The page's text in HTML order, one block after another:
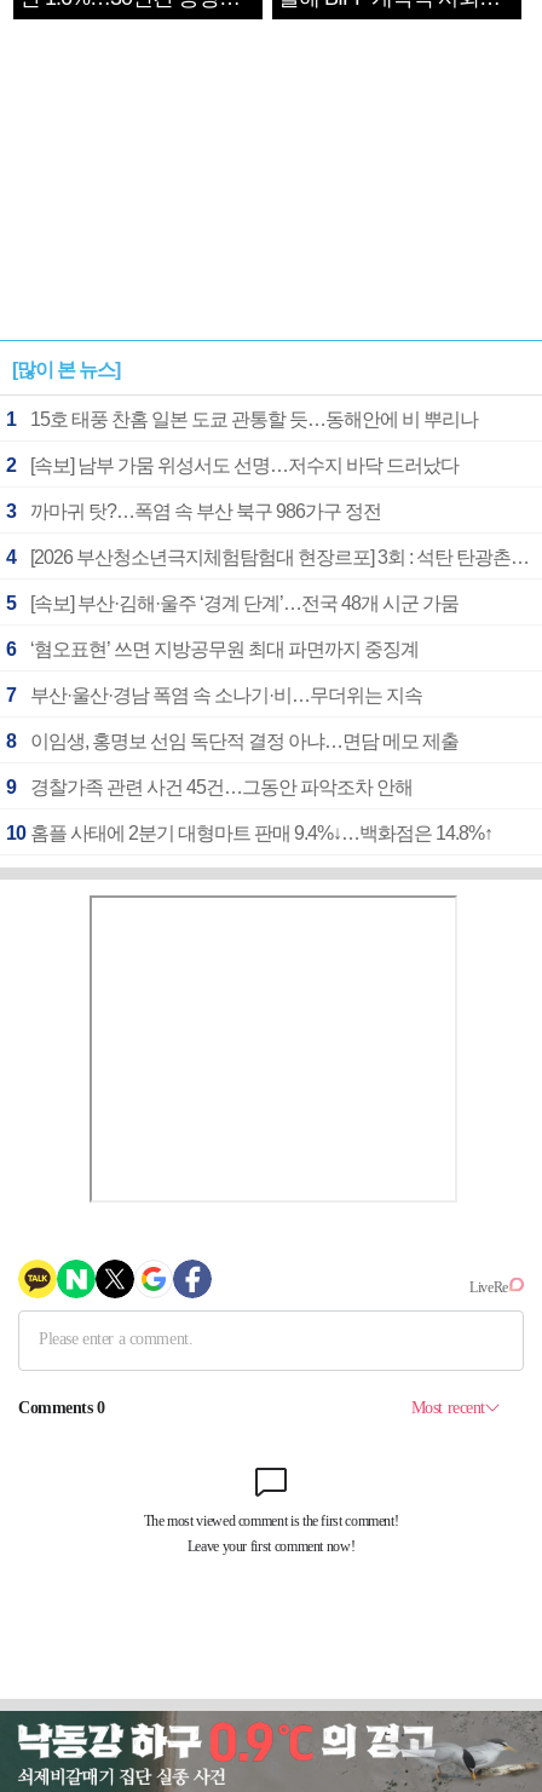
1182개팀 전수조사
확정
[많이 본 뉴스]
1 15호 태풍 찬홈 일본 도쿄 관통할 듯…동해안에 비 뿌리나
2 [속보] 남부 가뭄 위성서도 선명…저수지 바닥 드러났다
3 까마귀 탓?…폭염 속 부산 북구 986가구 정전
4 [2026 부산청소년극지체험탐험대 현장르포] 3회 : 석탄 탄광촌에서 북극 연구의 중심지로
5 [속보] 부산·김해·울주 ‘경계 단계’…전국 48개 시군 가뭄
6 ‘혐오표현’ 쓰면 지방공무원 최대 파면까지 중징계
7 부산·울산·경남 폭염 속 소나기·비…무더위는 지속
8 이임생, 홍명보 선임 독단적 결정 아냐…면담 메모 제출
9 경찰가족 관련 사건 45건…그동안 파악조차 안해
10 홈플 사태에 2분기 대형마트 판매 9.4%↓…백화점은 14.8%↑